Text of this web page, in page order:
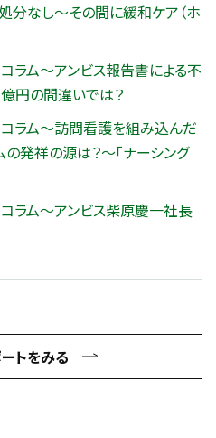
なし～その間に緩和ケア（ホ
ム～アンビス報告書による不
円の間違いでは？
ム～訪問看護を組み込んだ
の発祥の源は？～「ナーシング
ム～アンビス柴原慶一社長
トをみる